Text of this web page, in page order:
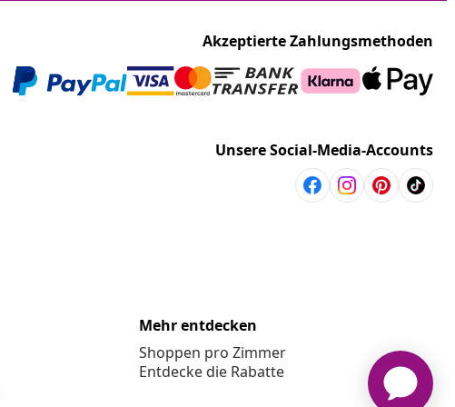
Akzeptierte Zahlungsmethoden
Unsere Social-Media-Accounts
Mehr entdecken
Shoppen pro Zimmer
Entdecke die Rabatte